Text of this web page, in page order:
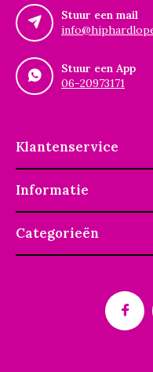
Stuur een mail
Stuur een App
06-20973171
Klantenservice
Informatie
Categorieën